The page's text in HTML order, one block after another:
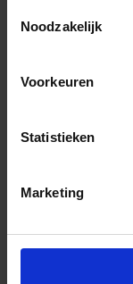
Noodzakelijk
Voorkeuren
Statistieken
Marketing
Niet op
Prijs per 1 Stuk